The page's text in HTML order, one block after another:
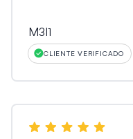
M3l1
CLIENTE VERIFICADO